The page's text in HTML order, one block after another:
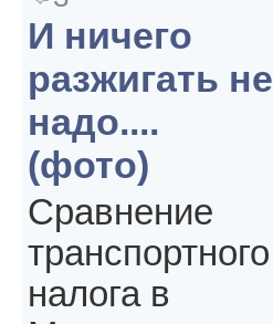
И ничего
разжигать не
надо....
(фото)
Сравнение
транспортного
налога в